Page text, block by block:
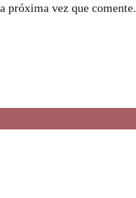
próxima vez que comente.